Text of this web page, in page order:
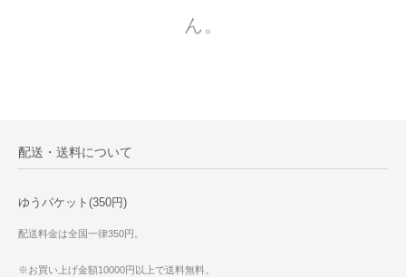
ん。
配送・送料について
ゆうパケット(350円)
配送料金は全国一律350円。
※お買い上げ金額10000円以上で送料無料。